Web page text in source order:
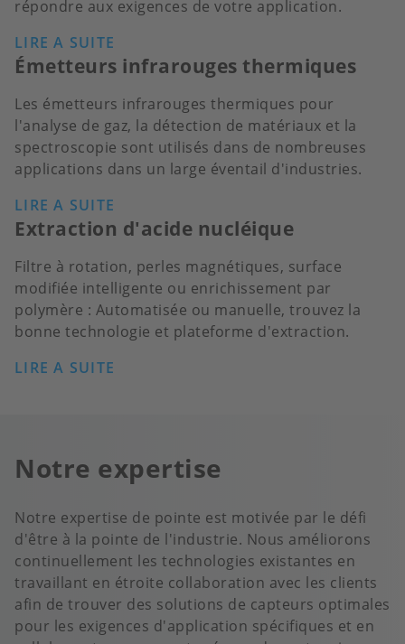
répondre aux exigences de votre application.
LIRE A SUITE
Émetteurs infrarouges thermiques
Les émetteurs infrarouges thermiques pour
l'analyse de gaz, la détection de matériaux et la
spectroscopie sont utilisés dans de nombreuses
applications dans un large éventail d'industries.
LIRE A SUITE
Extraction d'acide nucléique
Filtre à rotation, perles magnétiques, surface
modifiée intelligente ou enrichissement par
polymère : Automatisée ou manuelle, trouvez la
bonne technologie et plateforme d'extraction.
LIRE A SUITE
Notre expertise
Notre expertise de pointe est motivée par le défi
d'être à la pointe de l'industrie. Nous améliorons
continuellement les technologies existantes en
travaillant en étroite collaboration avec les clients
afin de trouver des solutions de capteurs optimales
pour les exigences d'application spécifiques et en